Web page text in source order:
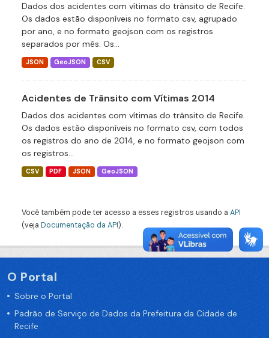
Dados dos acidentes com vítimas do trânsito de Recife.
Os dados estão disponíveis no formato csv, agrupado
por ano, e no formato geojson com os registros
separados por mês. Os...
JSON GeoJSON CSV
Acidentes de Trânsito com Vítimas 2014
Dados dos acidentes com vítimas do trânsito de Recife.
Os dados estão disponíveis no formato csv, com todos
os registros do ano de 2014, e no formato geojson com
os registros...
CSV PDF JSON GeoJSON
Você também pode ter acesso a esses registros usando a API
(veja Documentação da API).
O Portal
Sobre o Portal
Padrão de Serviço de Dados da Prefeitura da Cidade de
Recife